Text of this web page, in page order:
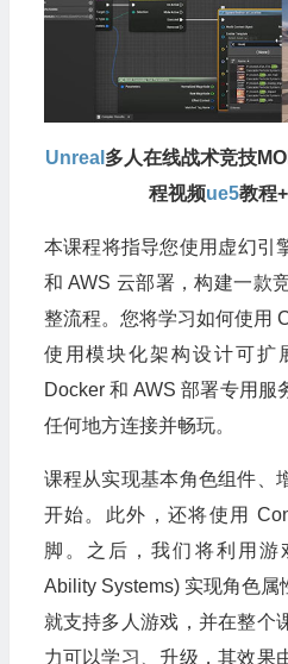
Unreal 多人在线战术竞技
程视频ue5教程
本课程将指导您使用虚幻引
和 AWS 云部署，构建一款
整流程。您将学习如何使用
使用模块化架构设计可扩
Docker 和 AWS 部署专用服
任何地方连接并畅玩。
课程从实现基本角色组件、
开始。此外，还将使用
脚。之后，我们将利用游
Ability Systems) 实现角色属
就支持多人游戏，并在整个
力可以学习、升级，其效果